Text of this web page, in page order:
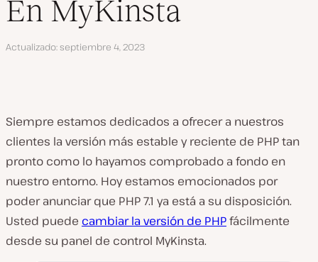
En MyKinsta
Actualizado septiembre 4, 2023
Siempre estamos dedicados a ofrecer a nuestros
clientes la versión más estable y reciente de PHP tan
pronto como lo hayamos comprobado a fondo en
nuestro entorno. Hoy estamos emocionados por
poder anunciar que PHP 7.1 ya está a su disposición.
Usted puede cambiar la versión de PHPfácilmente
desde su panel de control MyKinsta.